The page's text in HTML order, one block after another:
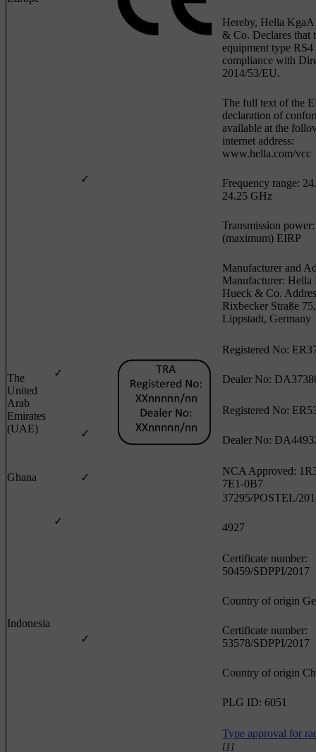
✓
Hereby, Hella
& Co. Declares that
equipment type RS4
compliance with
2014/53/EU.
The full text of the
declaration of
available at the
internet address:
www.hella.com/vcc
Frequency range:
24.25 GHz
Transmission
(maximum) EIRP
Manufacturer and
Manufacturer:
Hueck & Co.
Rixbecker Straße
Lippstadt, Germany
The
United
Arab
Emirates
(UAE)
✓
Registered No:
Dealer No:
✓
Registered No:
Dealer No:
Ghana ✓
NCA Approved:
7E1-0B7
Indonesia
✓
37295/POSTEL/
4927
✓
Certificate number:
50459/SDPPI/2017
Country of origin
Certificate number:
53578/SDPPI/2017
Country of origin
PLG ID: 6051
Type approval for
[1]